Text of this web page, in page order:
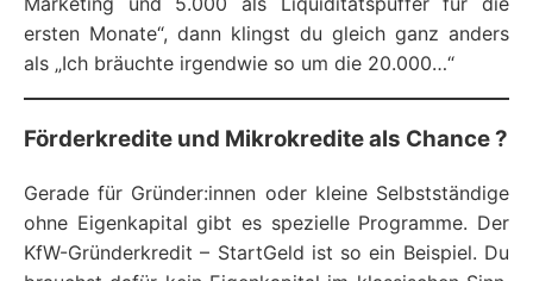
ersten Monate“, dann klingst du gleich ganz anders
als „Ich bräuchte irgendwie so um die 20.000…“
Förderkredite und Mikrokredite als Chance ?
Gerade für Gründer:innen oder kleine Selbstständige
ohne Eigenkapital gibt es spezielle Programme. Der
KfW-Gründerkredit – StartGeld ist so ein Beispiel. Du